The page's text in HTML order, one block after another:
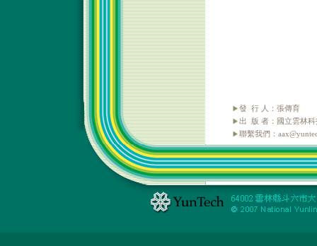
發 行 人：張傳育
出 版 者：國立雲林科
聯繫我們：